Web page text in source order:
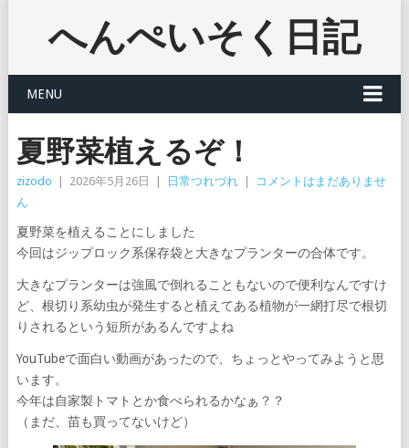
へんぺいそく日記
MENU
夏野菜植えるぞ！
zizodo 2026年5月26日 日常つれづれ
コメントはまだありませ
ん
夏野菜を植えることにしました
今回はジップロック系保存袋と大きなプランターの合体です。
大きなプランターは強風で倒れることもないので便利なんですけ
ど、根切り系幼虫が発生すると植えてある植物が一網打尽で根切
りされるという短所があるんですよね
YouTubeで面白い動画があったので、ちょっとやってみようと思
います。
今年は自家製トマトとか食べられるかなぁ？？
（まだ、苗も買ってないけど）